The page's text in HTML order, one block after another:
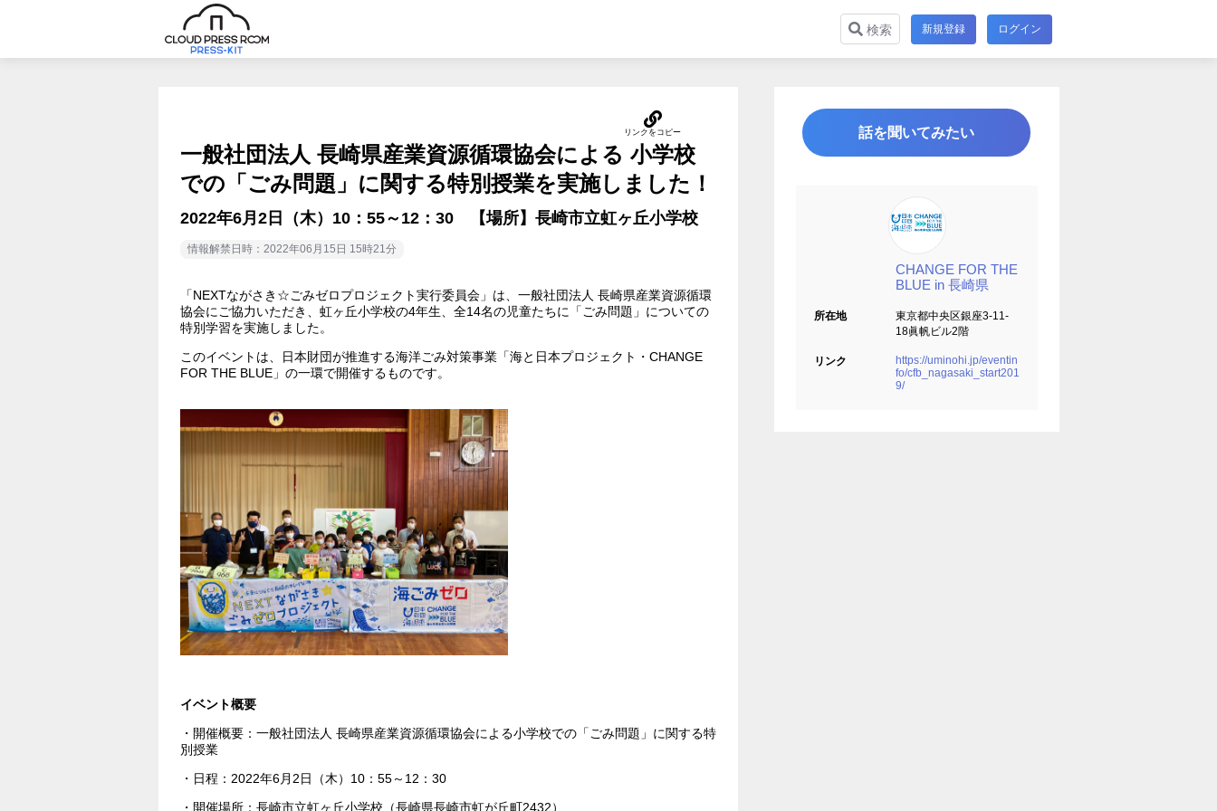
検索 新規登録 ログイン
一般社団法人 長崎県産業資源循環協会による 小学校
での「ごみ問題」に関する特別授業を実施しました！
2022年6月2日（木）10：55～12：30 【場所】長崎市立虹ヶ丘小学校
情報解禁日時：2022年06月15日 15時21分
「NEXTながさき☆ごみゼロプロジェクト実行委員会」は、一般社団法人 長崎県産業資源循環
協会にご協力いただき、虹ヶ丘小学校の4年生、全14名の児童たちに「ごみ問題」についての
特別学習を実施しました。
このイベントは、日本財団が推進する海洋ごみ対策事業「海と日本プロジェクト・CHANGE
FOR THE BLUE」の一環で開催するものです。
イベント概要
・開催概要：一般社団法人 長崎県産業資源循環協会による小学校での「ごみ問題」に関する特
別授業
・日程：2022年6月2日（木）10：55～12：30
・開催場所：長崎市立虹ヶ丘小学校（長崎県長崎市虹が丘町2432）
話を聞いてみたい
CHANGE FOR THE
BLUE in 長崎県
所在地
東京都中央区銀座3-11-
18眞帆ビル2階
リンク
https://uminohi.jp/eventin
fo/cfb_nagasaki_start201
9/